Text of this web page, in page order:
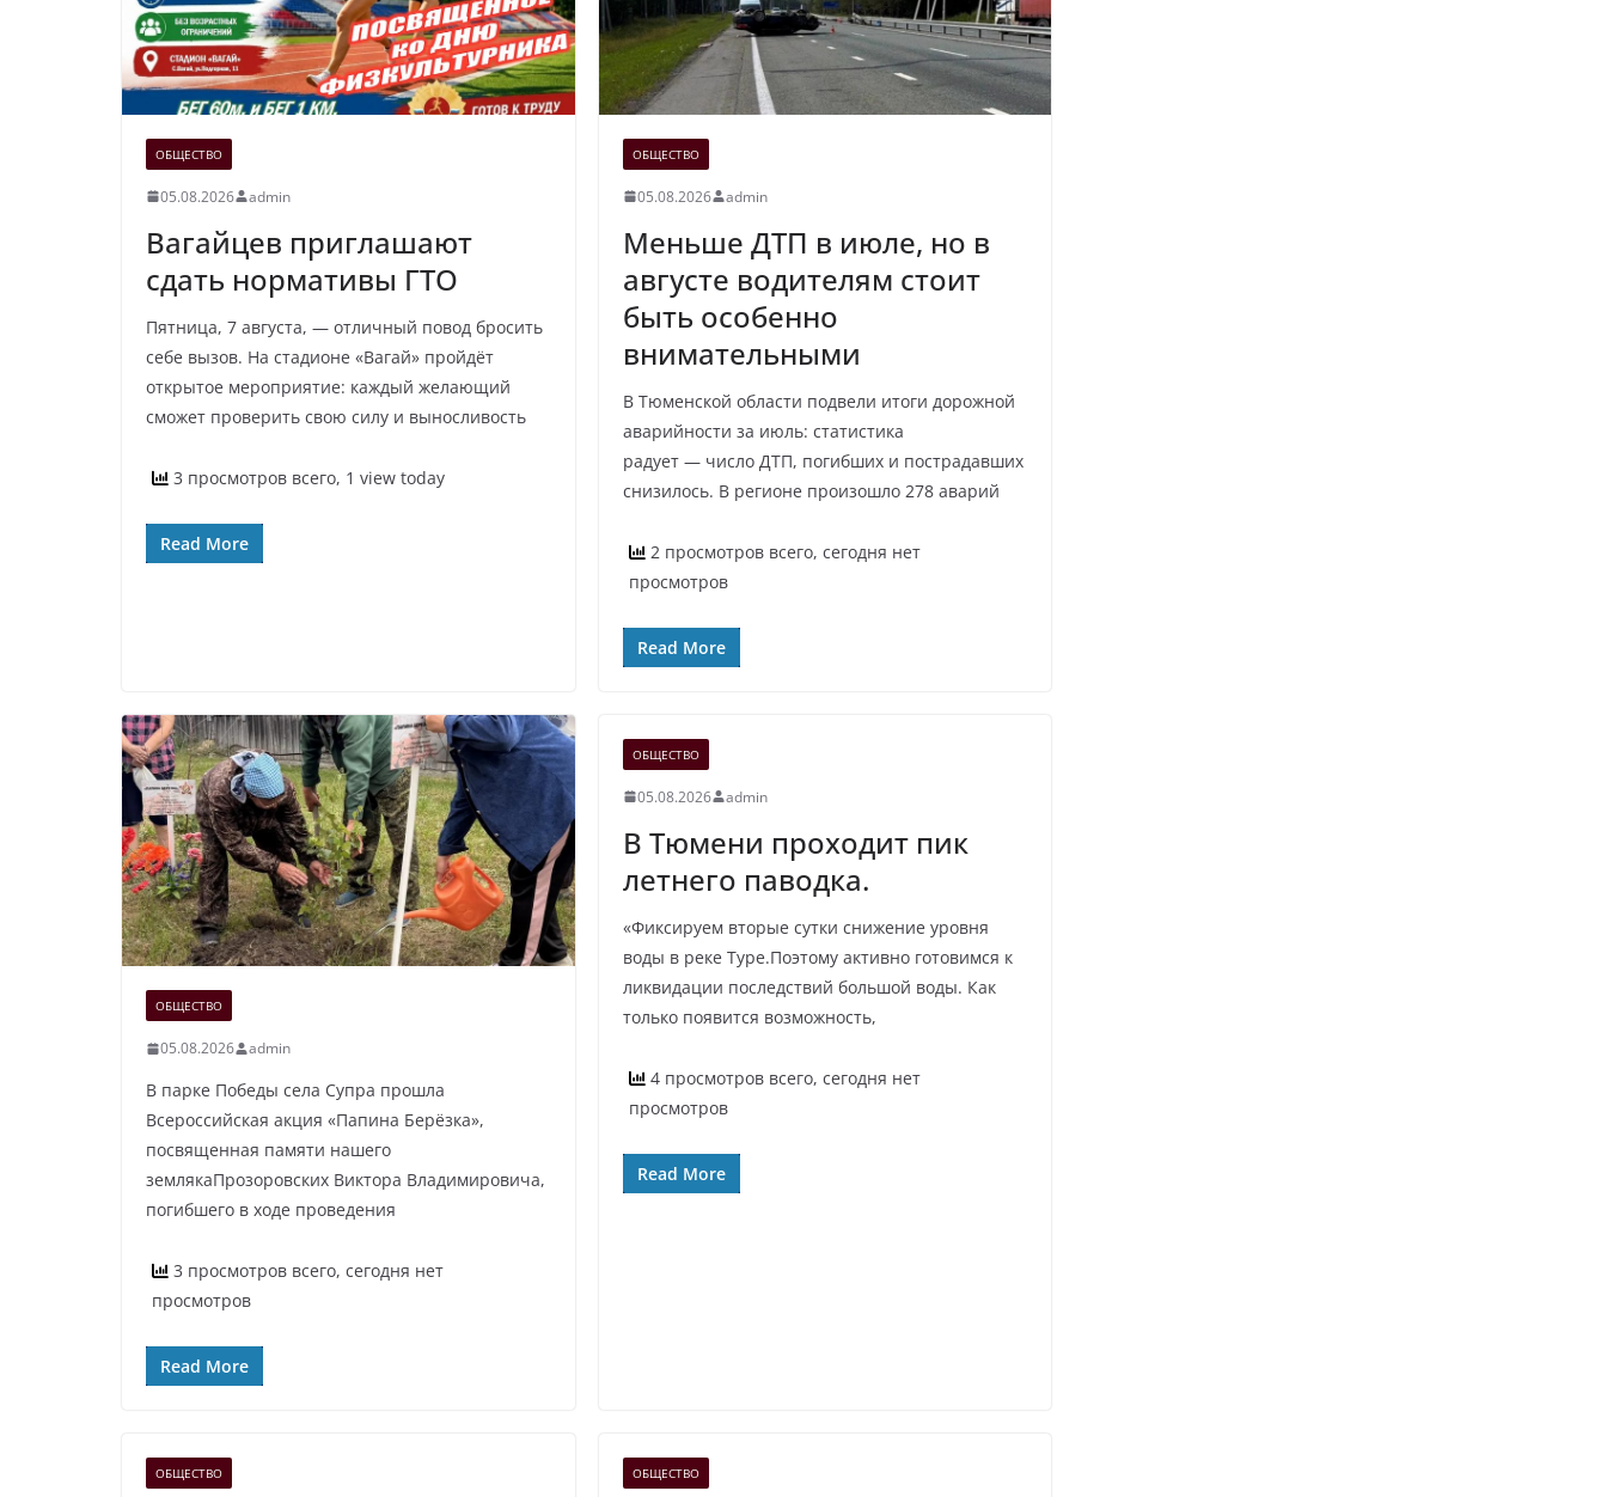
ОБЩЕСТВО
05.08.2026 admin
Вагайцев приглашают
сдать нормативы ГТО
Пятница, 7 августа, — отличный повод бросить
себе вызов. На стадионе «Вагай» пройдёт
открытое мероприятие: каждый желающий
сможет проверить свою силу и выносливость
3 просмотров всего, 1 view today
Read More
ОБЩЕСТВО
05.08.2026 admin
Меньше ДТП в июле, но в
августе водителям стоит
быть особенно
внимательными
В Тюменской области подвели итоги дорожной
аварийности за июль: статистика
радует — число ДТП, погибших и пострадавших
снизилось. В регионе произошло 278 аварий
2 просмотров всего, сегодня нет
просмотров
Read More
ОБЩЕСТВО
05.08.2026 admin
В парке Победы села Супра прошла
Всероссийская акция «Папина Берёзка»,
посвященная памяти нашего
землякаПрозоровских Виктора Владимировича,
погибшего в ходе проведения
3 просмотров всего, сегодня нет
просмотров
Read More
ОБЩЕСТВО
05.08.2026 admin
В Тюмени проходит пик
летнего паводка.
«Фиксируем вторые сутки снижение уровня
воды в реке Туре.Поэтому активно готовимся к
ликвидации последствий большой воды. Как
только появится возможность,
4 просмотров всего, сегодня нет
просмотров
Read More
ОБЩЕСТВО ОБЩЕСТВО